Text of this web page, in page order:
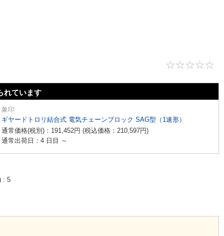
れています
象印
ギヤードトロリ結合式 電気チェーンブロック SAG型（1速形）
通常価格(税別)： 191,452円 (税込価格： 210,597円)
通常出荷日：4 日目 ～
5